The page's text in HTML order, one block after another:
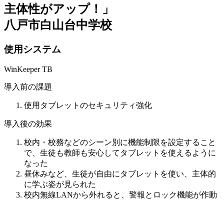
主体性がアップ！」
八戸市白山台中学校
使用システム
WinKeeper TB
導入前の課題
使用タブレットのセキュリティ強化
導入後の効果
校内・校務などのシーン別に機能制限を設定すること
で、生徒も教師も安心してタブレットを使えるように
なった
昼休みなど、生徒が自由にタブレットを使い、主体的
に学ぶ姿が見られた
校内無線LANから外れると、警報とロック機能が作動